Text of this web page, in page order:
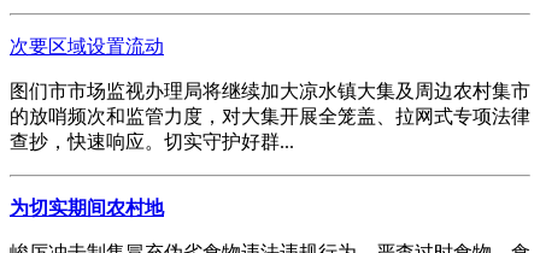
次要区域设置流动
图们市市场监视办理局将继续加大凉水镇大集及周边农村集市
的放哨频次和监管力度，对大集开展全笼盖、拉网式专项法律
查抄，快速响应。切实守护好群...
为切实期间农村地